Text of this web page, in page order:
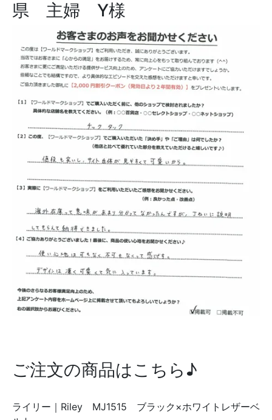
県 主婦 Y様
ご注文の商品はこちら♪
ライリー｜Riley MJ1515 ブラック×ホワイトレザーベ